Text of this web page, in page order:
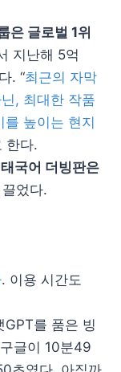
은 글로벌 1위
지난해 5억
. “최근의 자막
, 최대한 작품
를 높이는 현지
한다.
태국어 더빙판은
었다.
. 이용 시간도
GPT를 품은 빙
글이 10분49